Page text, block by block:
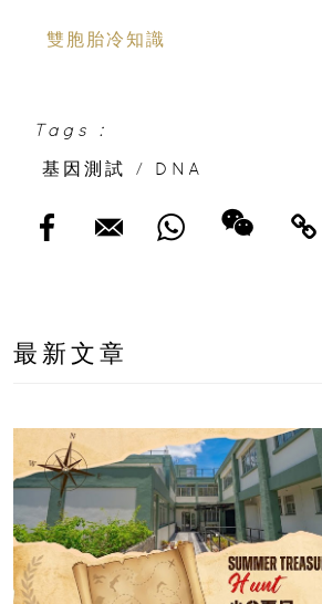
雙胞胎冷知識
Tags :
基因測試
/ DNA
最新文章